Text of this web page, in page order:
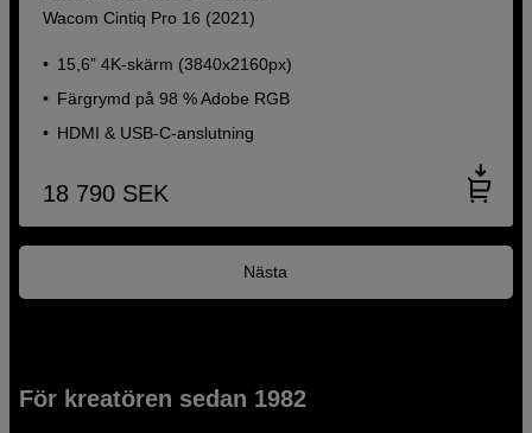
Wacom Cintiq Pro 16 (2021)
15,6” 4K-skärm (3840x2160px)
Färgrymd på 98 % Adobe RGB
HDMI & USB-C-anslutning
18 790 SEK
Nästa
För kreatören sedan 1982